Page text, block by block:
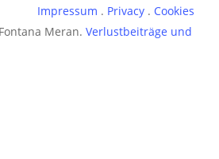
Impressum . Privacy . Cookies
Meran. Verlustbeiträge und